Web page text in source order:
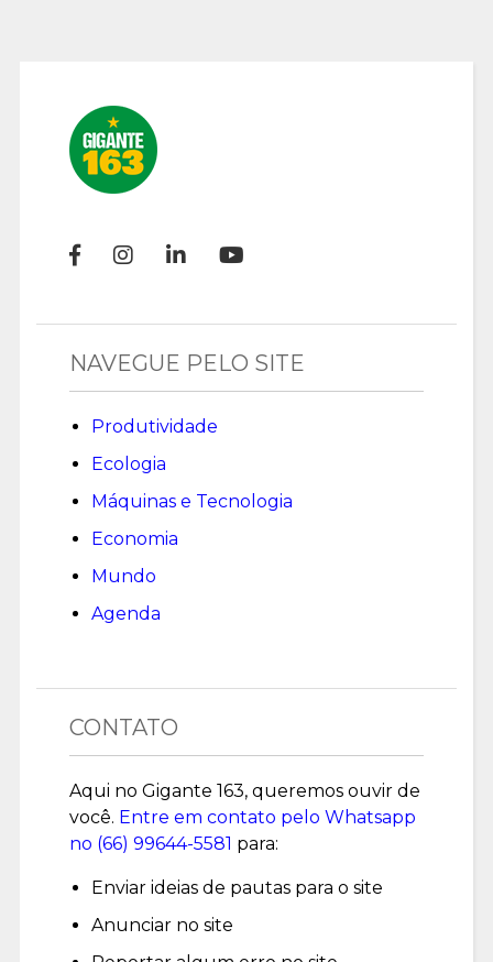
NAVEGUE PELO SITE
Produtividade
Ecologia
Máquinas e Tecnologia
Economia
Mundo
Agenda
CONTATO
Aqui no Gigante 163, queremos ouvir de
você. Entre em contato pelo Whatsapp
no (66) 99644-5581 para:
Enviar ideias de pautas para o site
Anunciar no site